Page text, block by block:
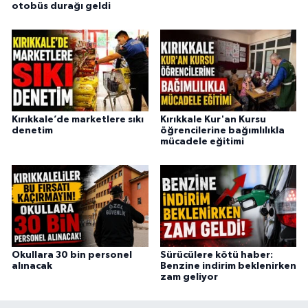
otobüs durağı geldi
Kırıkkale’de marketlere sıkı
denetim
Kırıkkale Kur'an Kursu
öğrencilerine bağımlılıkla
mücadele eğitimi
Okullara 30 bin personel
alınacak
Sürücülere kötü haber:
Benzine indirim beklenirken
zam geliyor